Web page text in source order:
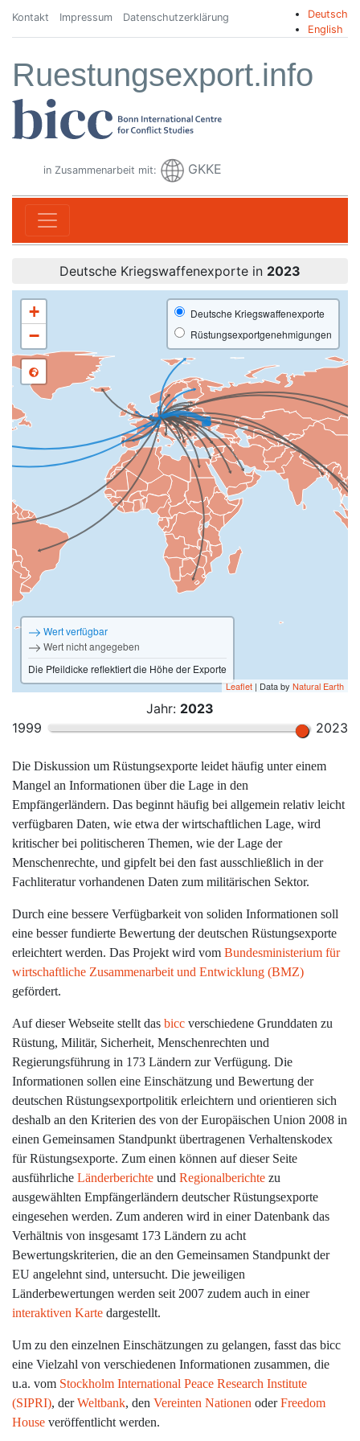
Kontakt Impressum Datenschutzerklärung
Deutsch
English
Ruestungsexport.info
in Zusammenarbeit mit: GKKE
Deutsche Kriegswaffenexporte in 2023
+
−
Deutsche Kriegswaffenexporte
Rüstungsexportgenehmigungen
Wert verfügbar
Wert nicht angegeben
Die Pfeildicke reflektiert die Höhe der Exporte
Leaflet | Data by Natural Earth
Jahr: 2023
1999
2023
Die Diskussion um Rüstungsexporte leidet häufig unter einem
Mangel an Informationen über die Lage in den
Empfängerländern. Das beginnt häufig bei allgemein relativ leicht
verfügbaren Daten, wie etwa der wirtschaftlichen Lage, wird
kritischer bei politischeren Themen, wie der Lage der
Menschenrechte, und gipfelt bei den fast ausschließlich in der
Fachliteratur vorhandenen Daten zum militärischen Sektor.
Durch eine bessere Verfügbarkeit von soliden Informationen soll
eine besser fundierte Bewertung der deutschen Rüstungsexporte
erleichtert werden. Das Projekt wird vom Bundesministerium für
wirtschaftliche Zusammenarbeit und Entwicklung (BMZ)
gefördert.
Auf dieser Webseite stellt das bicc verschiedene Grunddaten zu
Rüstung, Militär, Sicherheit, Menschenrechten und
Regierungsführung in 173 Ländern zur Verfügung. Die
Informationen sollen eine Einschätzung und Bewertung der
deutschen Rüstungsexportpolitik erleichtern und orientieren sich
deshalb an den Kriterien des von der Europäischen Union 2008 in
einen Gemeinsamen Standpunkt übertragenen Verhaltenskodex
für Rüstungsexporte. Zum einen können auf dieser Seite
ausführliche Länderberichte und Regionalberichte zu
ausgewählten Empfängerländern deutscher Rüstungsexporte
eingesehen werden. Zum anderen wird in einer Datenbank das
Verhältnis von insgesamt 173 Ländern zu acht
Bewertungskriterien, die an den Gemeinsamen Standpunkt der
EU angelehnt sind, untersucht. Die jeweiligen
Länderbewertungen werden seit 2007 zudem auch in einer
interaktiven Karte dargestellt.
Um zu den einzelnen Einschätzungen zu gelangen, fasst das bicc
eine Vielzahl von verschiedenen Informationen zusammen, die
u.a. vom Stockholm International Peace Research Institute
(SIPRI), derWeltbank, den Vereinten Nationen oderFreedom
House veröffentlicht werden.